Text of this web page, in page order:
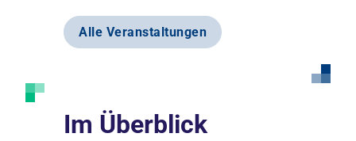
Alle Veranstaltungen
Im Überblick